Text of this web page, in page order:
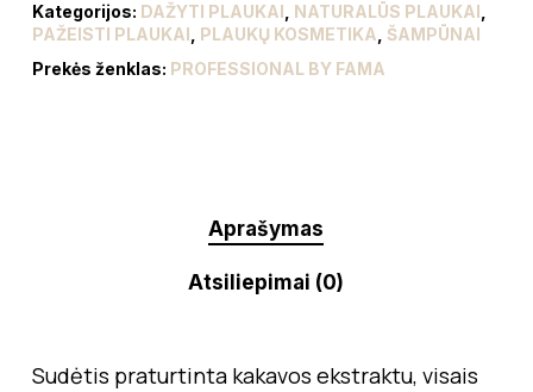
Kategorijos: DAŽYTI PLAUKAI NATURALŪS PLAUKAI
PAŽEISTI PLAUKAI PLAUKŲ KOSMETIKA ŠAMPŪNAI
Prekės ženklas: PROFESSIONAL BY FAMA
Aprašymas
Atsiliepimai (0)
Sudėtis praturtinta kakavos ekstraktu, visais